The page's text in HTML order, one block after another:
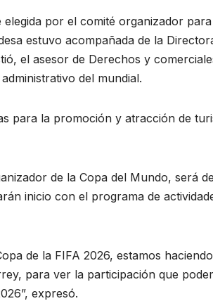
por el comité organizador para
estuvo acompañada de la
el asesor de Derechos y
del mundial.
para la promoción y atracción de
de la Copa del Mundo, será de
inicio con el programa de
de la FIFA 2026, estamos
para ver la participación que
expresó.